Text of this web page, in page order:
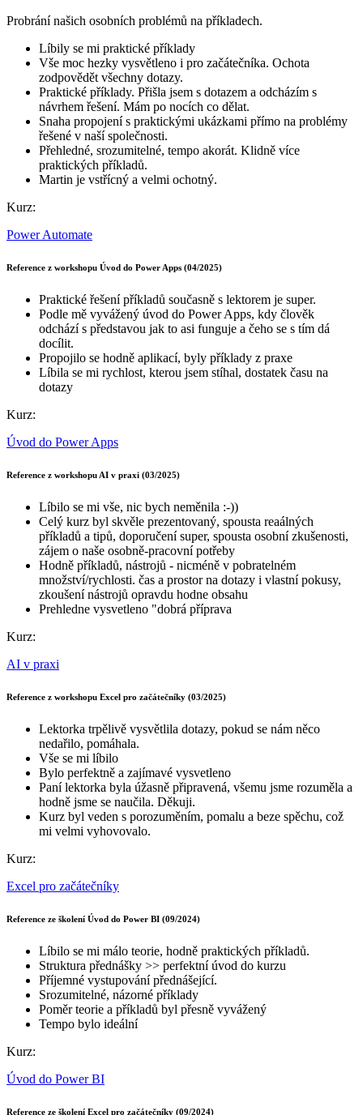
Probrání našich osobních problémů na příkladech.
Líbily se mi praktické příklady
Vše moc hezky vysvětleno i pro začátečníka. Ochota
zodpovědět všechny dotazy.
Praktické příklady. Přišla jsem s dotazem a odcházím s
návrhem řešení. Mám po nocích co dělat.
Snaha propojení s praktickými ukázkami přímo na problémy
řešené v naší společnosti.
Přehledné, srozumitelné, tempo akorát. Klidně více
praktických příkladů.
Martin je vstřícný a velmi ochotný.
Kurz:
Power Automate
Reference z workshopu Úvod do Power Apps (04/2025)
Praktické řešení příkladů současně s lektorem je super.
Podle mě vyvážený úvod do Power Apps, kdy člověk
odchází s představou jak to asi funguje a čeho se s tím dá
docílit.
Propojilo se hodně aplikací, byly příklady z praxe
Líbila se mi rychlost, kterou jsem stíhal, dostatek času na
dotazy
Kurz:
Úvod do Power Apps
Reference z workshopu AI v praxi (03/2025)
Líbilo se mi vše, nic bych neměnila :-))
Celý kurz byl skvěle prezentovaný, spousta reaálných
příkladů a tipů, doporučení super, spousta osobní zkušenosti,
zájem o naše osobně-pracovní potřeby
Hodně příkladů, nástrojů - nicméně v pobratelném
množství/rychlosti. čas a prostor na dotazy i vlastní pokusy,
zkoušení nástrojů opravdu hodne obsahu
Prehledne vysvetleno "dobrá příprava
Kurz:
AI v praxi
Reference z workshopu Excel pro začátečníky (03/2025)
Lektorka trpělivě vysvětlila dotazy, pokud se nám něco
nedařilo, pomáhala.
Vše se mi líbilo
Bylo perfektně a zajímavé vysvetleno
Paní lektorka byla úžasně připravená, všemu jsme rozuměla a
hodně jsme se naučila. Děkuji.
Kurz byl veden s porozuměním, pomalu a beze spěchu, což
mi velmi vyhovovalo.
Kurz:
Excel pro začátečníky
Reference ze školení Úvod do Power BI (09/2024)
Líbilo se mi málo teorie, hodně praktických příkladů.
Struktura přednášky >> perfektní úvod do kurzu
Příjemné vystupování přednášející.
Srozumitelné, názorné příklady
Poměr teorie a příkladů byl přesně vyvážený
Tempo bylo ideální
Kurz:
Úvod do Power BI
Reference ze školení Excel pro začátečníky (09/2024)